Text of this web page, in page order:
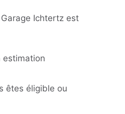
Ichtertz est
estimation
êtes éligible ou